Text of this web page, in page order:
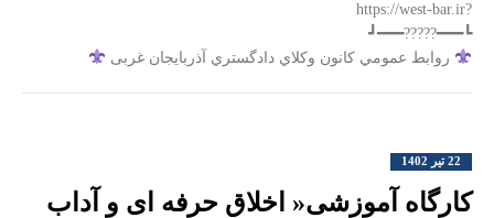
‏?https://west-bar.ir
┗━━━?????━━━┛
روابط عمومي كانون وكلاي دادگستري آذربايجان غربی
22 تیر 1402
کارگاه آموزشی« اخلاق حرفه ای و آداب